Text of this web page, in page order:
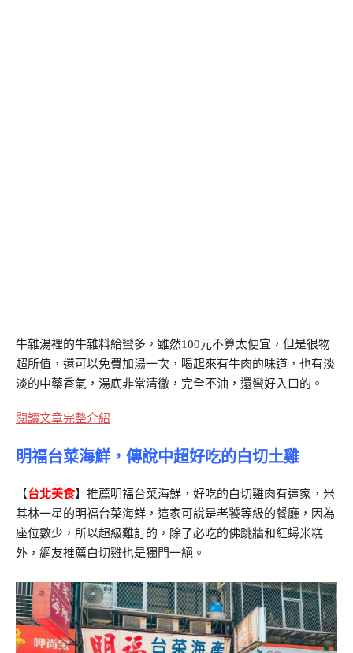
牛雜湯裡的牛雜料給蠻多，雖然100元不算太便宜，但是很物
超所值，還可以免費加湯一次，喝起來有牛肉的味道，也有淡
淡的中藥香氣，湯底非常清徹，完全不油，還蠻好入口的。
閱讀文章完整介紹
明福台菜海鮮，傳說中超好吃的白切土雞
【台北美食】推薦明福台菜海鮮，好吃的白切雞肉有這家，米
其林一星的明福台菜海鮮，這家可說是老饕等級的餐廳，因為
座位數少，所以超級難訂的，除了必吃的佛跳牆和紅蟳米糕
外，網友推薦白切雞也是獨門一絕。